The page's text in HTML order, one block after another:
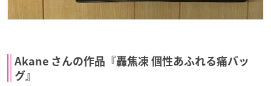
Akane さんの作品『轟焦凍 個性あふれる痛バッ
グ』